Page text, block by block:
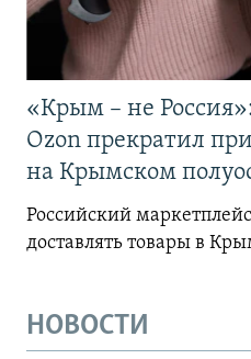
«Крым – не
Ozon прекратил
на Крымском
Российский
доставлять товары в
НОВОСТИ